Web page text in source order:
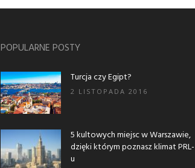
POPULARNE POSTY
Turcja czy Egipt?
2 LISTOPADA 2016
5 kultowych miejsc w Warszawie,
dzięki którym poznasz klimat PRL-
u